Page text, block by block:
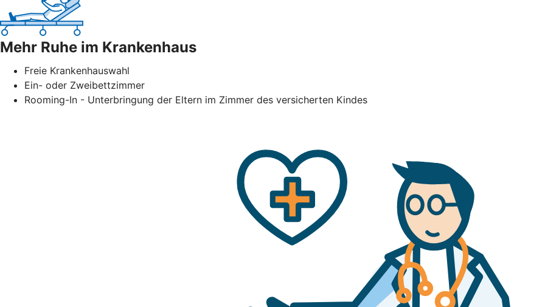
Mehr Ruhe im Krankenhaus
Freie Krankenhauswahl
Ein- oder Zweibettzimmer
Rooming-In - Unterbringung der Eltern im Zimmer des versicherten Kindes